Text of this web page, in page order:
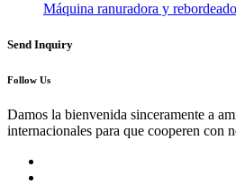
Máquina ranuradora y
Send Inquiry
Follow Us
Damos la bienvenida sinceramente a
internacionales para que cooperen con